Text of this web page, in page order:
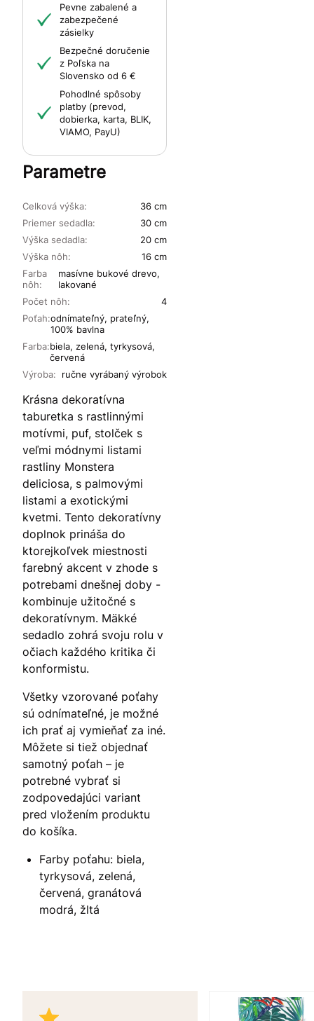
Pevne zabalené a
zabezpečené
zásielky
Bezpečné doručenie
z Poľska na
Slovensko od 6 €
Pohodlné spôsoby
platby (prevod,
dobierka, karta, BLIK,
VIAMO, PayU)
Parametre
Priemer sedadla:
30 cm
Výška sedadla:
20 cm
Výška nôh:
16 cm
Farba
nôh:
masívne bukové drevo,
lakované
Počet nôh:
4
Celková výška: 36 cm
Poťah:odnímateľný, prateľný,
100% bavlna
Farba:biela, zelená, tyrkysová,
červená
Výroba:
ručne vyrábaný výrobok
Krásna dekoratívna
taburetka s rastlinnými
motívmi, puf, stolček s
veľmi módnymi listami
rastliny Monstera
deliciosa, s palmovými
listami a exotickými
kvetmi. Tento dekoratívny
doplnok prináša do
ktorejkoľvek miestnosti
farebný akcent v zhode s
potrebami dnešnej doby -
kombinuje užitočné s
dekoratívnym. Mäkké
sedadlo zohrá svoju rolu v
očiach každého kritika či
konformistu.
Všetky vzorované poťahy
sú odnímateľné, je možné
ich prať aj vymieňať za iné.
Môžete si tiež objednať
samotný poťah – je
potrebné vybrať si
zodpovedajúci variant
pred vložením produktu
do košíka.
Farby poťahu: biela,
tyrkysová, zelená,
červená, granátová
modrá, žltá